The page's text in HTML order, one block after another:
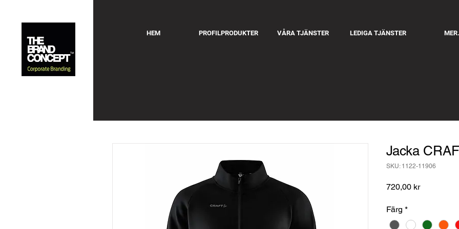
HEM PROFILPRODUKTER VÅRA TJÄNSTER LEDIGA TJÄNSTER
Jacka
SKU: 1122-11906
720,00 krPris
Färg *